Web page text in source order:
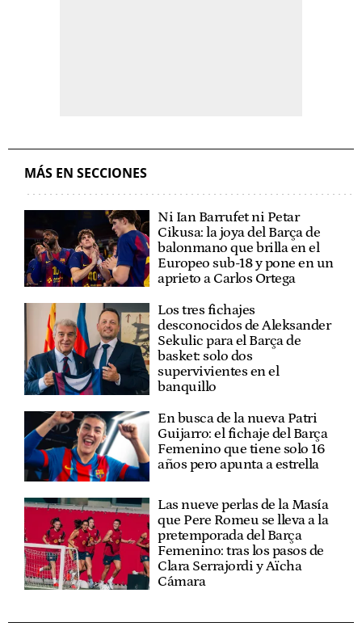
MÁS EN SECCIONES
Ni Ian Barrufet ni Petar
Cikusa: la joya del Barça de
balonmano que brilla en el
Europeo sub-18 y pone en un
aprieto a Carlos Ortega
Los tres fichajes
desconocidos de Aleksander
Sekulic para el Barça de
basket: solo dos
supervivientes en el
banquillo
En busca de la nueva Patri
Guijarro: el fichaje del Barça
Femenino que tiene solo 16
años pero apunta a estrella
Las nueve perlas de la Masía
que Pere Romeu se lleva a la
pretemporada del Barça
Femenino: tras los pasos de
Clara Serrajordi y Aïcha
Cámara